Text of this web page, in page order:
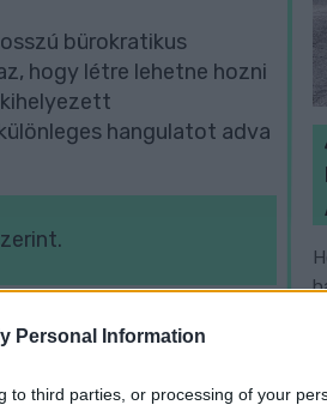
Personal Information
to third parties, or processing of your
bürokratikus
hogy létre lehetne hozni
hangulatot adva
búcsús jelleget ölt.
pontja: „A mi
az olcsó kínai